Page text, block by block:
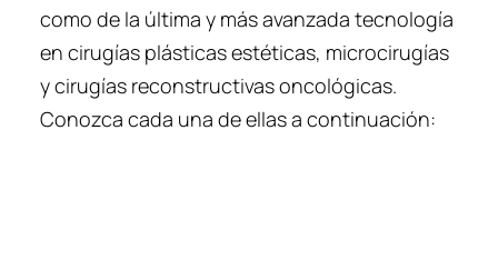
como de la última y más avanzada tecnología
en cirugías plásticas estéticas, microcirugías
y cirugías reconstructivas oncológicas.
Conozca cada una de ellas a continuación: